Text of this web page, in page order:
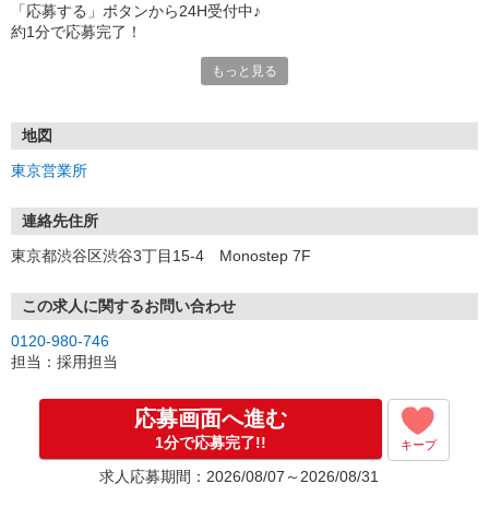
「応募する」ボタンから24H受付中♪
約1分で応募完了！
①応募から3営業日を目安に、メールorお電話でご連絡します。
★スマホでWEB面接（LINEなど）・出張面接・事務所面接と選べま
す
③面接実施（履歴書不要）
※ご希望があれば、職場見学の調整もOKです！
お気軽にご応募ください♪
もっと見る
地図
東京営業所
連絡先住所
東京都渋谷区渋谷3丁目15-4 Monostep 7F
この求人に関するお問い合わせ
0120-980-746
担当：採用担当
応募画面へ進む
1分で応募完了!! キープ
求人応募期間：2026/08/07～2026/08/31